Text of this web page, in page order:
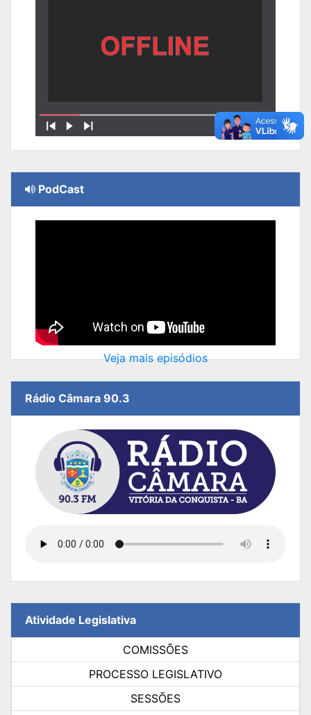
PodCast
Veja mais episódios
Rádio Câmara 90.3
Atividade Legislativa
COMISSÕES
PROCESSO LEGISLATIVO
SESSÕES